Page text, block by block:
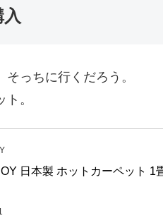
っちに行くだろう。
。
日本製 ホットカーペット